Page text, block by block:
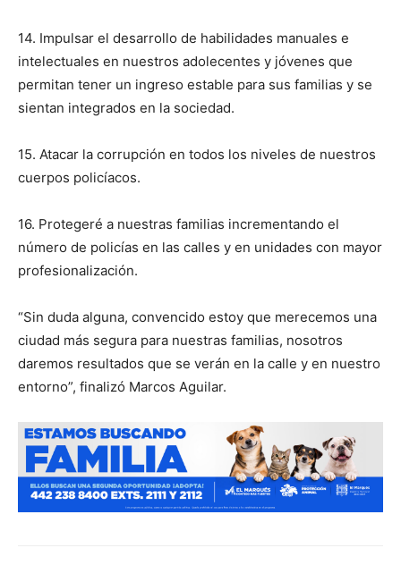
14. Impulsar el desarrollo de habilidades manuales e
intelectuales en nuestros adolecentes y jóvenes que
permitan tener un ingreso estable para sus familias y se
sientan integrados en la sociedad.
15. Atacar la corrupción en todos los niveles de nuestros
cuerpos policíacos.
16. Protegeré a nuestras familias incrementando el
número de policías en las calles y en unidades con mayor
profesionalización.
“Sin duda alguna, convencido estoy que merecemos una
ciudad más segura para nuestras familias, nosotros
daremos resultados que se verán en la calle y en nuestro
entorno”, finalizó Marcos Aguilar.